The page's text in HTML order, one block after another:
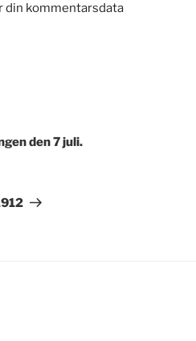
din kommentarsdata
den 7 juli.